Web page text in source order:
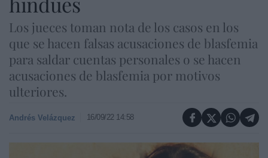
Los jueces toman nota de los casos en los
que se hacen falsas acusaciones de blasfemia
para saldar cuentas personales o se hacen
acusaciones de blasfemia por motivos
ulteriores.
Andrés Velázquez 16/09/22 14:58